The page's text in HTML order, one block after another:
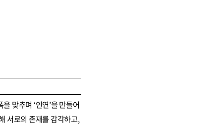
맞추며 ‘인연’을 만들어
서로의 존재를 감각하고,